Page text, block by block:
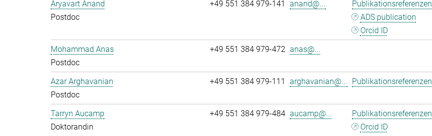
Aryavart Anand
Postdoc
+49 551 384 979-141 anand@...
Publikationsreferenzen
ADS publication
Orcid ID
Mohammad Anas
Postdoc
+49 551 384 979-472 anas@...
Azar Arghavanian
Postdoc
+49 551 384 979-111 arghavanian@... Publikationsreferenzen
Tarryn Aucamp
Doktorandin
+49 551 384 979-484 aucamp@...
Publikationsreferenzen
Orcid ID